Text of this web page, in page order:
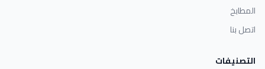
المطابخ
اتصل بنا
التصنيفات